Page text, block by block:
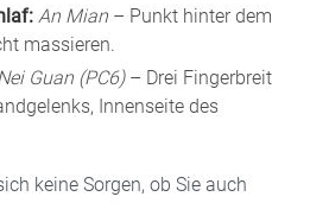
An Mian – Punkt hinter dem
massieren.
Guan (PC6)– Drei Fingerbreit
Innenseite des
keine Sorgen, ob Sie auch